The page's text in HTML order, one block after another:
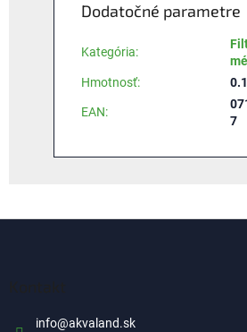
Dodatočné parametre
Kategória:
Hmotnosť:
EAN:
7
info@akvaland.sk